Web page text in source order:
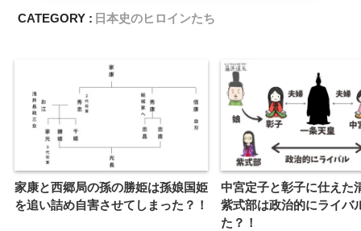
CATEGORY : 日本史のヒロインたち
家康と西郷局の孫の勝姫は孫娘国姫
を追い詰め自害させてしまった？！
中宮定子と彰子に仕えた
紫式部は政治的にライバ
た？！